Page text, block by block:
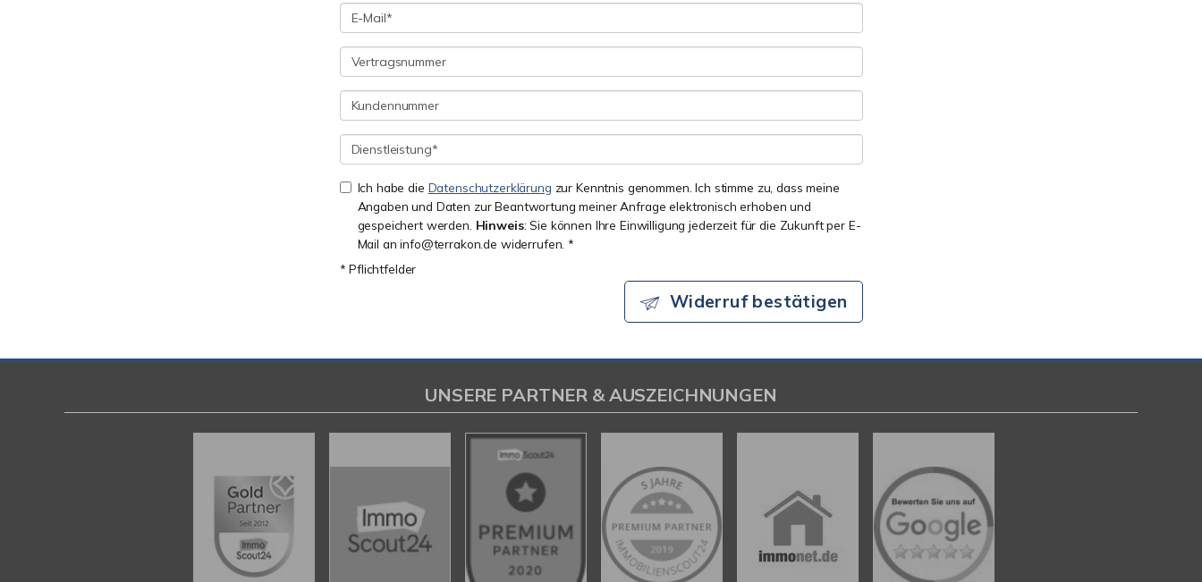
Ich habe die Datenschutzerklärung zur Kenntnis genommen. Ich stimme zu, dass meine
Angaben und Daten zur Beantwortung meiner Anfrage elektronisch erhoben und
gespeichert werden. Hinweis: Sie können Ihre Einwilligung jederzeit für die Zukunft per E-
Mail an info@terrakon.de widerrufen. *
* Pflichtfelder
Widerruf bestätigen
UNSERE PARTNER & AUSZEICHNUNGEN